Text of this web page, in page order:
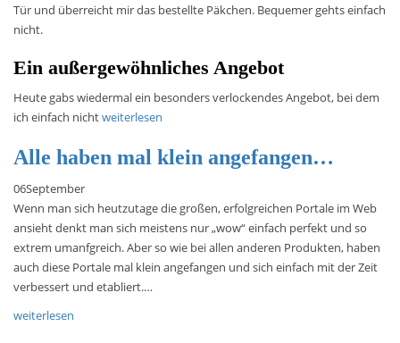
Tür und überreicht mir das bestellte Päkchen. Bequemer gehts einfach
nicht.
Ein außergewöhnliches Angebot
Heute gabs wiedermal ein besonders verlockendes Angebot, bei dem
ich einfach nichtweiterlesen
Alle haben mal klein angefangen…
06September
Wenn man sich heutzutage die großen, erfolgreichen Portale im Web
ansieht denkt man sich meistens nur „wow“ einfach perfekt und so
extrem umanfgreich. Aber so wie bei allen anderen Produkten, haben
auch diese Portale mal klein angefangen und sich einfach mit der Zeit
verbessert und etabliert.…
weiterlesen